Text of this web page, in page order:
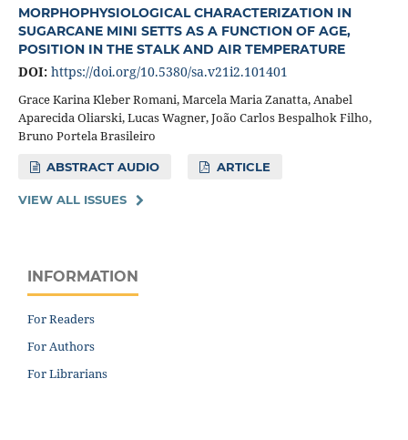
MORPHOPHYSIOLOGICAL CHARACTERIZATION IN
SUGARCANE MINI SETTS AS A FUNCTION OF AGE,
POSITION IN THE STALK AND AIR TEMPERATURE
DOI: https://doi.org/10.5380/sa.v21i2.101401
Grace Karina Kleber Romani, Marcela Maria Zanatta, Anabel
Aparecida Oliarski, Lucas Wagner, João Carlos Bespalhok Filho,
Bruno Portela Brasileiro
ABSTRACT AUDIO ARTICLE
VIEW ALL ISSUES
INFORMATION
For Readers
For Authors
For Librarians